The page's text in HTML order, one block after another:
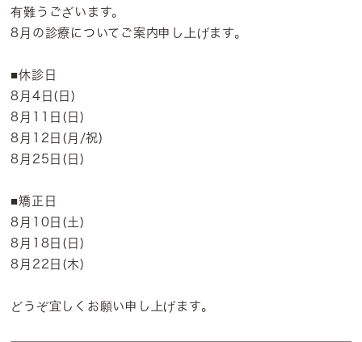
有難うございます。
8月の診療についてご案内申し上げます。
■休診日
8月4日(日)
8月11日(日)
8月12日(月/祝)
8月25日(日)
■矯正日
8月10日(土)
8月18日(日)
8月22日(木)
どうぞ宜しくお願い申し上げます。